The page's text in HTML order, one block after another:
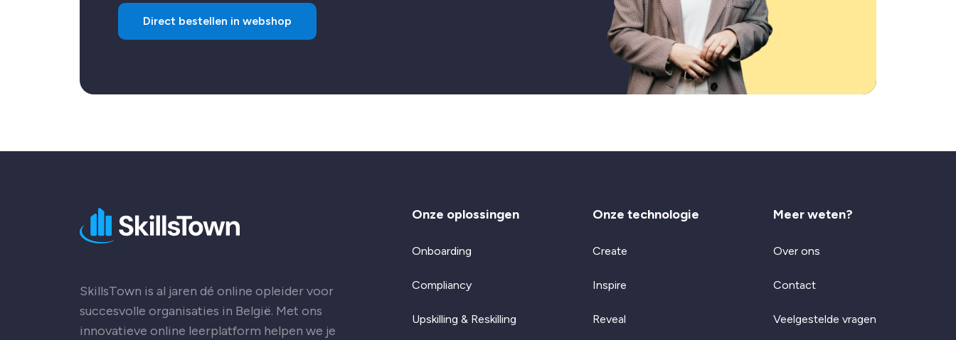
Direct bestellen in webshop
Opent in een nieuwe tab:
SkillsTown is al jaren dé online opleider voor
succesvolle organisaties in België. Met ons
innovatieve online leerplatform helpen we je
Onze oplossingen
Onboarding
Compliancy
Upskilling & Reskilling
Onze technologie
Create
Inspire
Reveal
Meer weten?
Over ons
Contact
Veelgestelde vragen